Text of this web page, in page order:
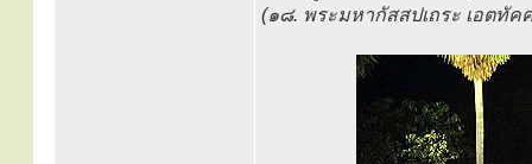
(๑๘. พระมหากัสสปเถระ เอตทัค